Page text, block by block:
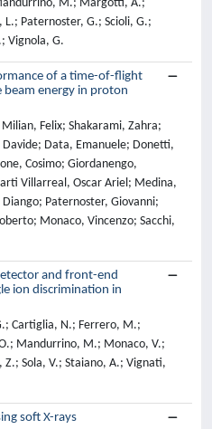
M.; Margotti, A.;
Paternoster, G.; Scioli, G.;
Vignola, G.
of a time-of-flight
energy in proton
Felix; Shakarami, Zahra;
Data, Emanuele; Donetti,
Cosimo; Giordanengo,
Villarreal, Oscar Ariel; Medina,
Paternoster, Giovanni;
Monaco, Vincenzo; Sacchi,
and front-end
ion discrimination in
Cartiglia, N.; Ferrero, M.;
Mandurrino, M.; Monaco, V.;
Z.; Sola, V.; Staiano, A.; Vignati,
soft X-rays